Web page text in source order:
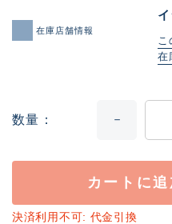
在庫店舗情報
在
数量
カートに
決済利用不可: 代金引換